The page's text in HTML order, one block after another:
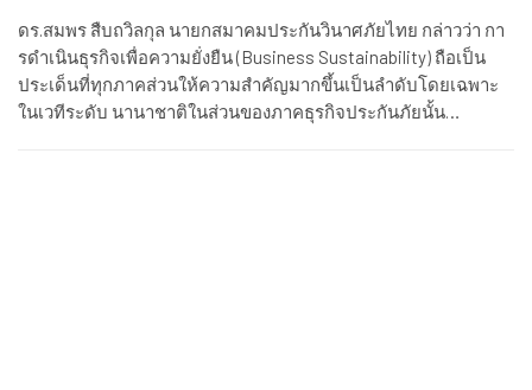
ดร.สมพร สืบถวิลกุล นายกสมาคมประกันวินาศภัยไทย กล่าวว่า กา
รดําเนินธุรกิจเพื่อความยั่งยืน (Business Sustainability) ถือเป็น
ประเด็นที่ทุกภาคส่วนให้ความสําคัญมากขึ้นเป็นลําดับโดยเฉพาะ
ในเวทีระดับ นานาชาติในส่วนของภาคธุรกิจประกันภัยนั้น…